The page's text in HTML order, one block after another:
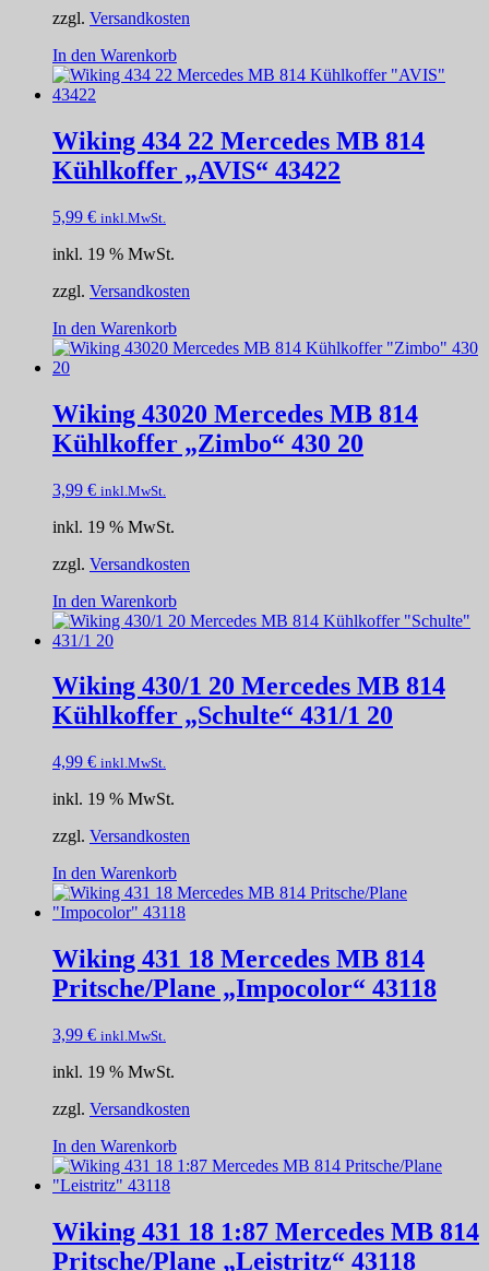
zzgl. Versandkosten
In den Warenkorb
Wiking 434 22 Mercedes MB 814
Kühlkoffer „AVIS“ 43422
5,99 € inkl.MwSt.
inkl. 19 % MwSt.
zzgl. Versandkosten
In den Warenkorb
Wiking 43020 Mercedes MB 814
Kühlkoffer „Zimbo“ 430 20
3,99 € inkl.MwSt.
inkl. 19 % MwSt.
zzgl. Versandkosten
In den Warenkorb
Wiking 430/1 20 Mercedes MB 814
Kühlkoffer „Schulte“ 431/1 20
4,99 € inkl.MwSt.
inkl. 19 % MwSt.
zzgl. Versandkosten
In den Warenkorb
Wiking 431 18 Mercedes MB 814
Pritsche/Plane „Impocolor“ 43118
3,99 € inkl.MwSt.
inkl. 19 % MwSt.
zzgl. Versandkosten
In den Warenkorb
Wiking 431 18 1:87 Mercedes MB 814
Pritsche/Plane „Leistritz“ 43118